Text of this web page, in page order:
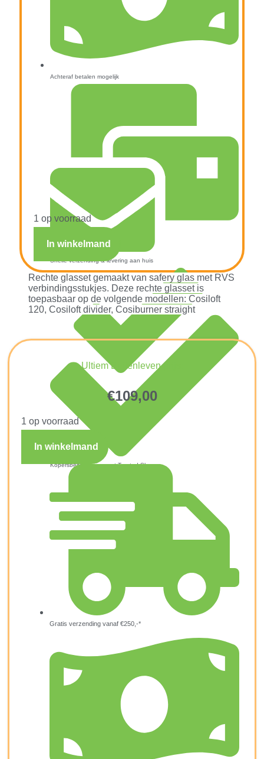
Achteraf betalen mogelijk
Snelle verzending & levering aan huis
Kopersbescherming met Trusted Shops
1 op voorraad
In winkelmand
Rechte glasset gemaakt van safery glas met RVS
verbindingsstukjes. Deze rechte glasset is
toepasbaar op de volgende modellen: Cosiloft
120, Cosiloft divider, Cosiburner straight
Ultiem Buitenleven prijs:
€109,00
1 op voorraad
In winkelmand
Gratis verzending vanaf €250,-*